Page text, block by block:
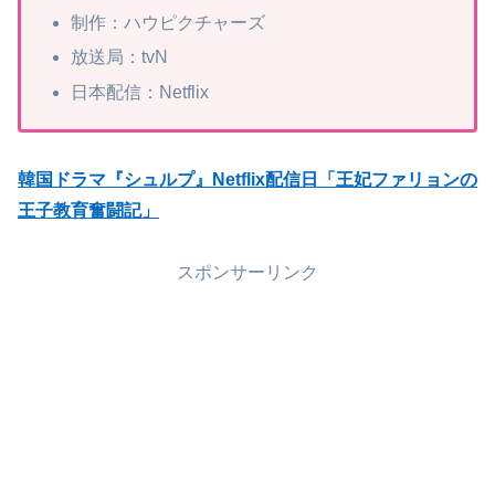
制作：ハウピクチャーズ
放送局：tvN
日本配信：Netflix
韓国ドラマ『シュルプ』Netflix配信日「王妃ファリョンの
王子教育奮闘記」
スポンサーリンク